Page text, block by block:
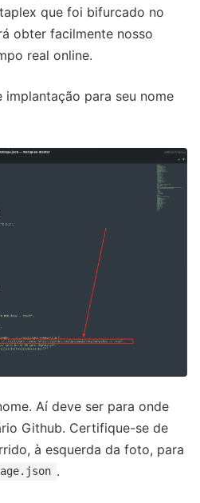
que foi bifurcado no
obter facilmente nosso
real online.
para seu nome
Aí deve ser para onde
Github. Certifique-se de
à esquerda da foto, para
.